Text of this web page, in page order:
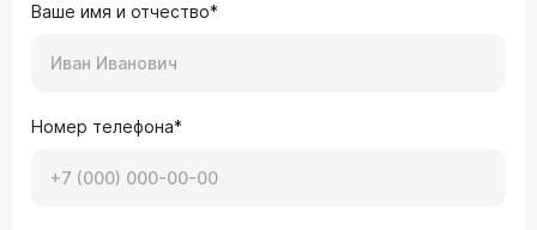
Ваше имя и отчество*
Номер телефона*